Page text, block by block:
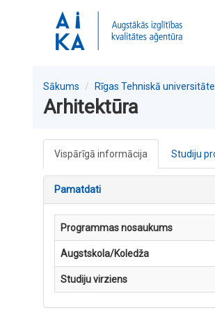
Sākums Rīgas Tehniskā universitāte
Arhitektūra
Vispārīgā informācija Studiju
Pamatdati
Programmas nosaukums
Augstskola/Koledža
Studiju virziens